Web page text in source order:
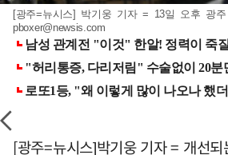
[광주=뉴시스] 박기웅 기자 = 13일 오후 광
pboxer@newsis.com
[광주=뉴시스]박기웅 기자 = 개선